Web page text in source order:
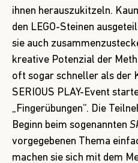
ihnen herauszukitzeln.
den LEGO-Steinen
sie auch
kreative Potenzial der
oft sogar schneller als der
SERIOUS PLAY-Event
„Fingerübungen“. Die
Beginn beim sogenannten
vorgegebenen Thema
machen sie sich mit dem